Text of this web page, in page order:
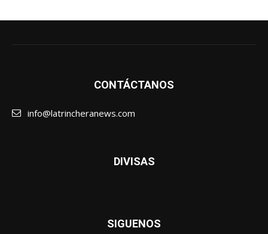
CONTÁCTANOS
info@latrincheranews.com
DIVISAS
SIGUENOS